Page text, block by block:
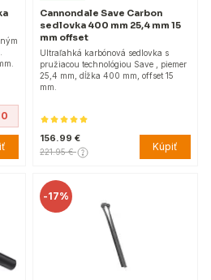
Cannondale Save Carbon
sedlovka 400 mm 25,4 mm 15
mm offset
Ultraľahká karbónová sedlovka s
pružiacou technológiou Save , piemer
25,4 mm, dĺžka 400 mm, offset 15
mm.
156.99 €
221.95 € Kúpiť
-17%